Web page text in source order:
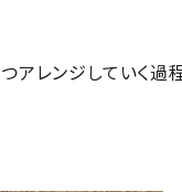
アレンジしていく過